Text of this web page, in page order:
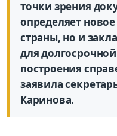
точки зрения
определяет
страны, но и
для
построения
заявила
Каринова.